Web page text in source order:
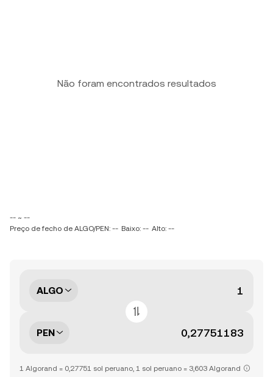
Não foram encontrados resultados
-- ~ --
Preço de fecho de ALGO/PEN: -- Baixo: -- Alto: --
ALGO
PEN
1 Algorand = 0,27751 sol peruano, 1 sol peruano = 3,603 Algorand